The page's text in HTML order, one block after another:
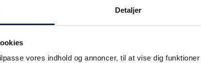
Detaljer
vores indhold og annoncer, til at vise dig
Vi takker for jeres forståelse.